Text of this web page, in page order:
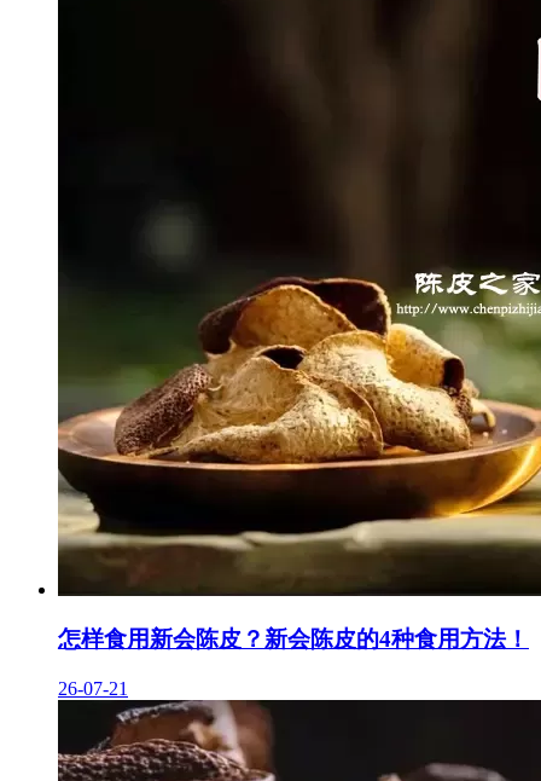
怎样食用新会陈皮？新会陈皮的4种食用方法！
26-07-21